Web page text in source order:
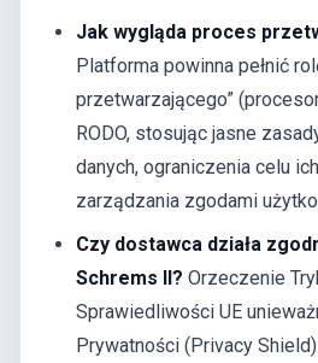
Jak wygląda proces
Platforma powinna pełnić
przetwarzającego”
RODO, stosując jasne
danych, ograniczenia celu
zarządzania zgodami
Czy dostawca działa
Schrems II? Orzeczenie
Sprawiedliwości UE
Prywatności (Privacy